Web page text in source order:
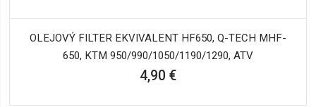
OLEJOVÝ FILTER EKVIVALENT HF650, Q-TECH MHF-
650, KTM 950/990/1050/1190/1290, ATV
4,90 €